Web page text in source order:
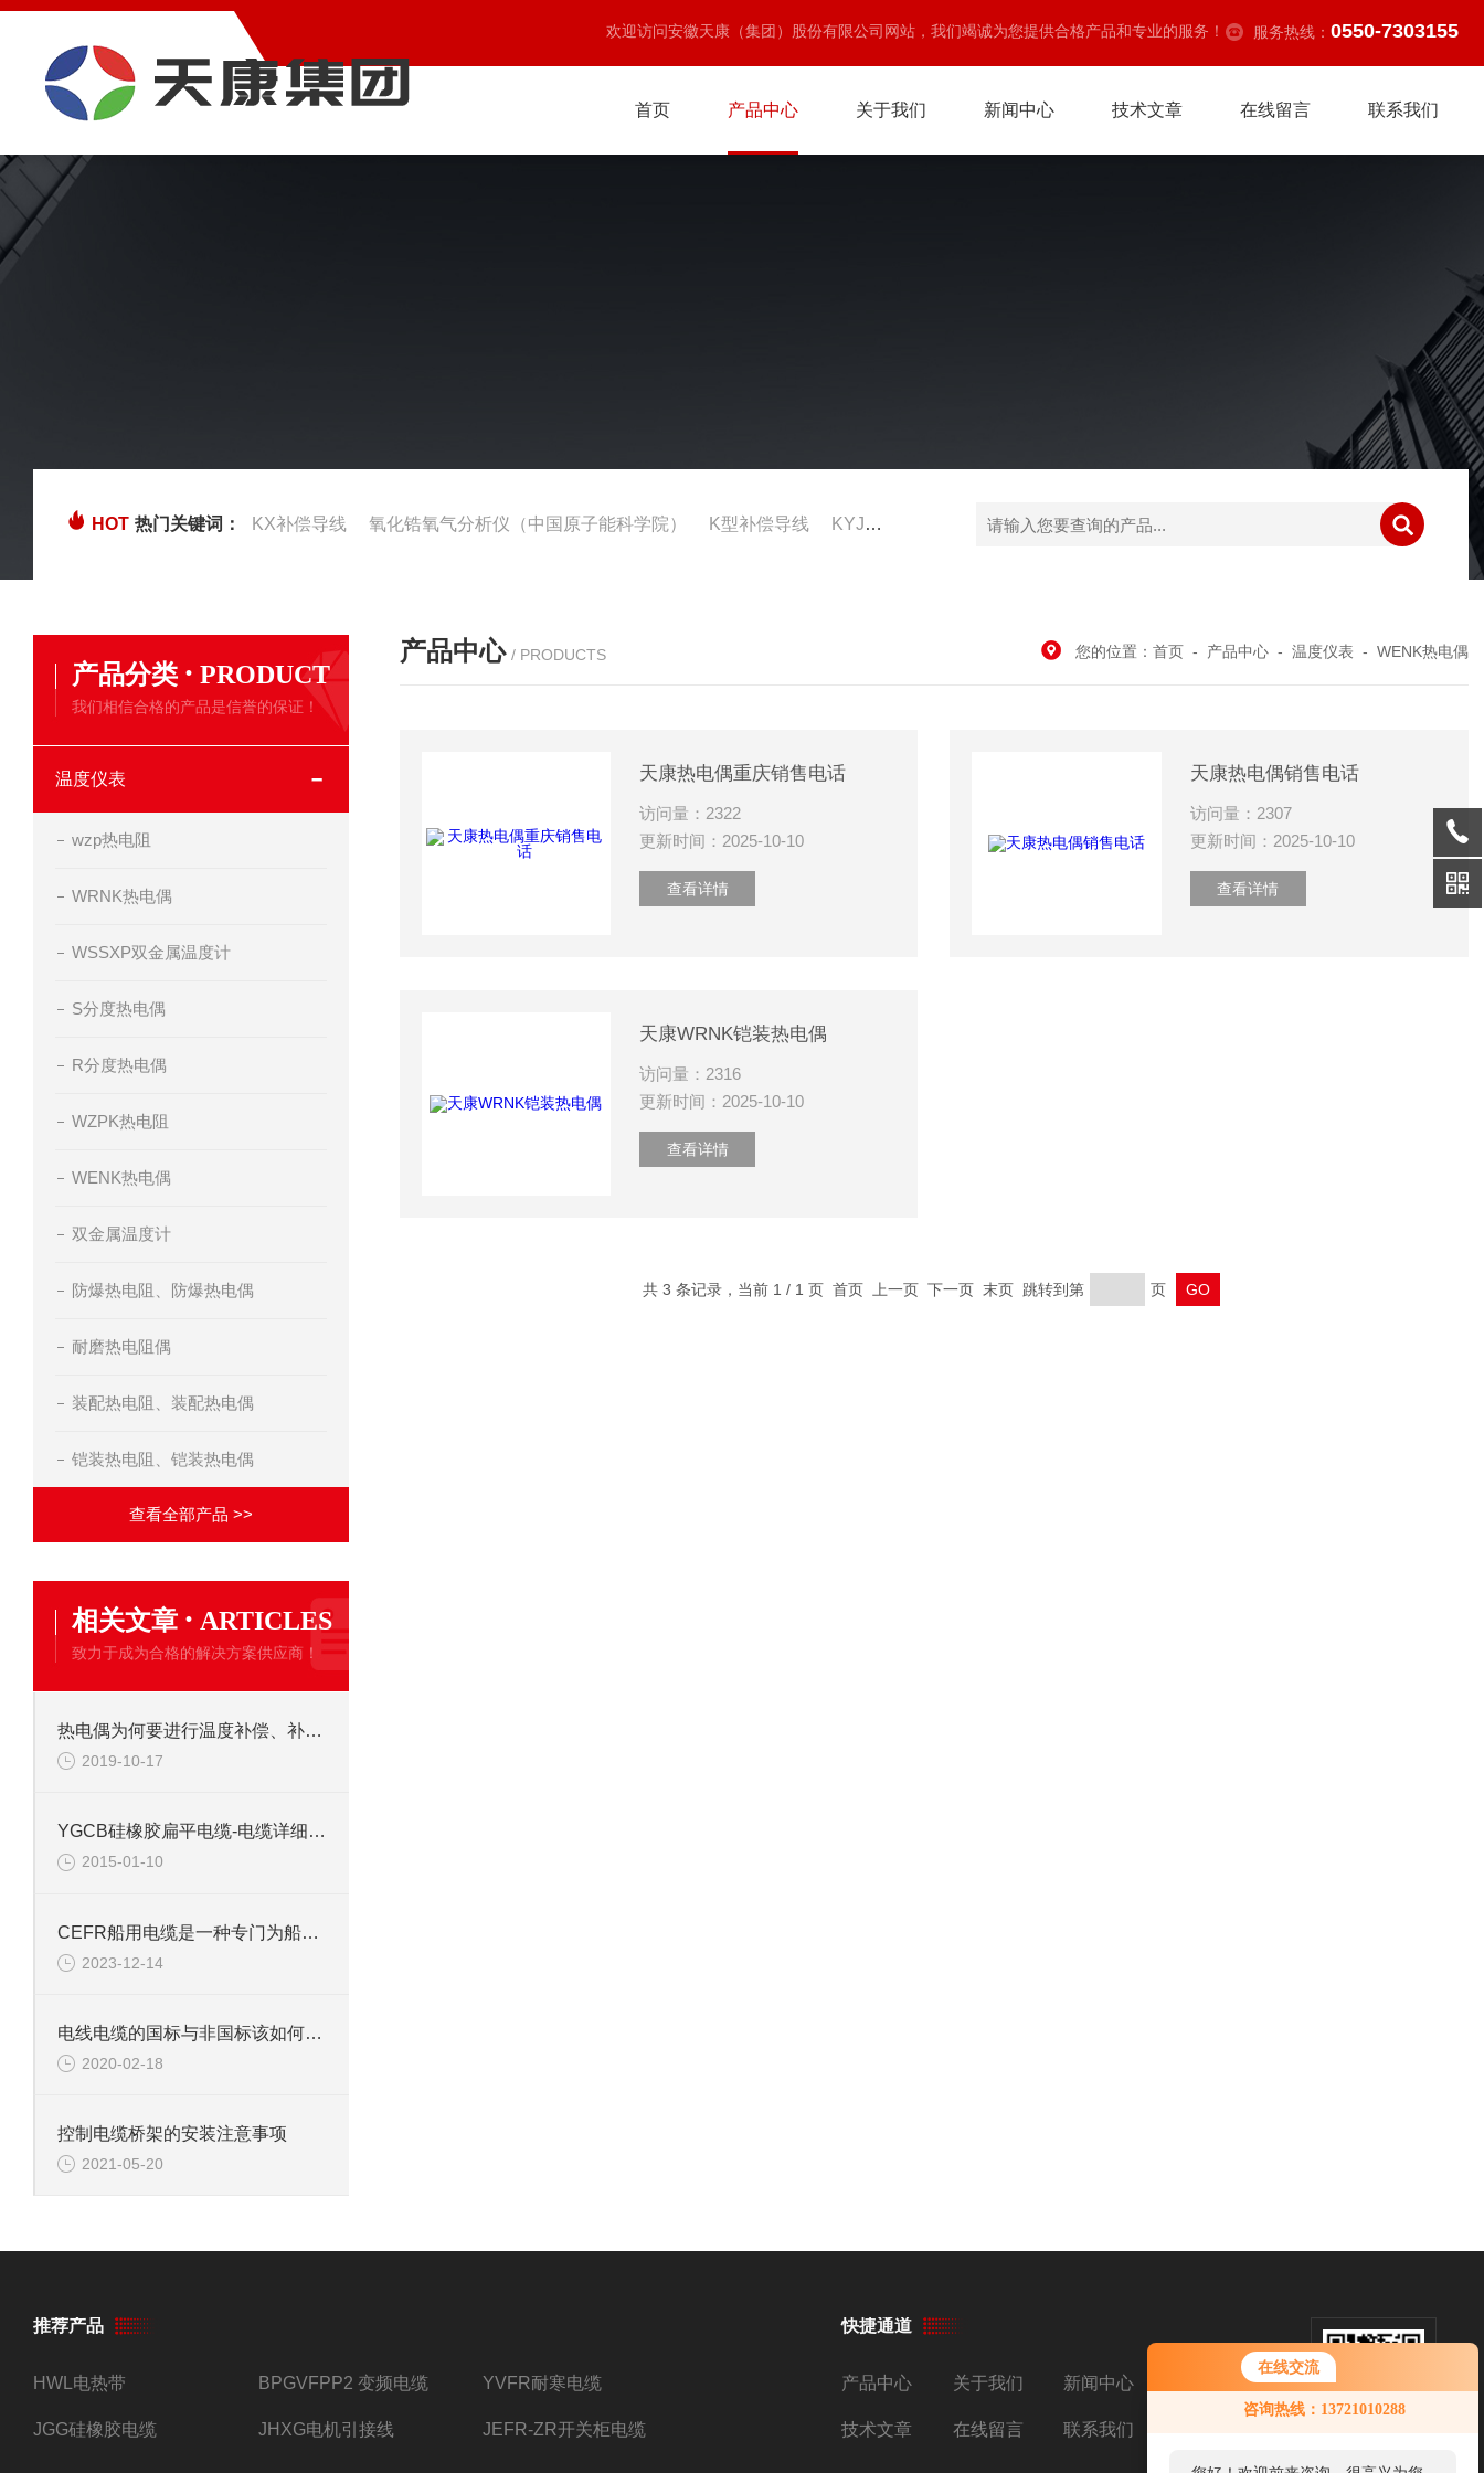
在线交流
咨询热线：13721010288
欢迎访问安徽天康（集团）股份有限公司网站，我们竭诚为您提供合格产品和专业的服务！ 服务热线： 0550-7303155
首页 产品中心 关于我们 新闻中心 技术文章 在线留言 联系我们
HOT 热门关键词： KX补偿导线 氧化锆氧气分析仪（中国原子能科学院） K型补偿导线 KYJV22控制电缆供应
产品分类 · PRODUCT
我们相信合格的产品是信誉的保证！
温度仪表
wzp热电阻
WRNK热电偶
WSSXP双金属温度计
S分度热电偶
R分度热电偶
WZPK热电阻
WENK热电偶
双金属温度计
防爆热电阻、防爆热电偶
耐磨热电阻偶
装配热电阻、装配热电偶
铠装热电阻、铠装热电偶
查看全部产品 >>
相关文章 · ARTICLES
致力于成为合格的解决方案供应商！
热电偶为何要进行温度补偿、补偿的方法有哪些
2019-10-17
YGCB硅橡胶扁平电缆-电缆详细参数
2015-01-10
CEFR船用电缆是一种专门为船舶和海洋工程应用而设计的电缆
2023-12-14
电线电缆的国标与非国标该如何明辨？
2020-02-18
控制电缆桥架的安装注意事项
2021-05-20
产品中心 / PRODUCTS 您的位置： 首页 - 产品中心 - 温度仪表 - WENK热电偶
天康热电偶重庆销售电话
访问量：2322
更新时间：2025-10-10
查看详情
天康热电偶销售电话
访问量：2307
更新时间：2025-10-10
查看详情
天康WRNK铠装热电偶
访问量：2316
更新时间：2025-10-10
查看详情
共 3 条记录，当前 1 / 1 页 首页 上一页 下一页 末页 跳转到第 页
推荐产品
HWL电热带 BPGVFPP2 变频电缆 YVFR耐寒电缆
JGG硅橡胶电缆 JHXG电机引接线 JEFR-ZR开关柜电缆
快捷通道
产品中心 关于我们 新闻中心
技术文章 在线留言 联系我们